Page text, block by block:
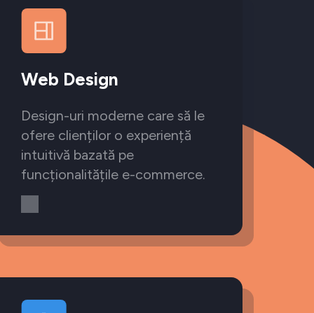
Web Design
Design-uri moderne care să le
ofere clienților o experiență
intuitivă bazată pe
funcționalitățile e-commerce.